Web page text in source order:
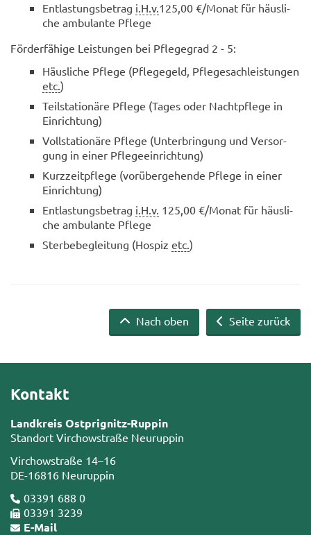
Ent­las­tungs­be­trag i.H.v.125,00 €/Monat für häus­li­
che am­bu­lan­te Pfle­ge
För­der­fä­hi­ge Leis­tun­gen bei Pfle­ge­grad 2 - 5:
Häus­li­che Pfle­ge (Pfle­ge­geld, Pfle­ge­sach­leis­tun­gen
etc.)
Teil­sta­tio­nä­re Pfle­ge (Tages oder Nacht­pfle­ge in
Ein­rich­tung)
Voll­sta­tio­nä­re Pfle­ge (Un­ter­brin­gung und Ver­sor­
gung in einer Pfle­ge­ein­rich­tung)
Kurz­zeit­pfle­ge (vor­über­ge­hen­de Pfle­ge in einer
Ein­rich­tung)
Ent­las­tungs­be­trag i.H.v. 125,00 €/Monat für häus­li­
che am­bu­lan­te Pfle­ge
Ster­be­be­glei­tung (Hos­piz etc.)
Seite zurück
Nach oben
Kontakt
Landkreis Ostprignitz-Ruppin
Standort Virchowstraße Neuruppin
Virchowstraße 14–16
DE-16816 Neuruppin
03391 688 0
03391 3239
E-Mail